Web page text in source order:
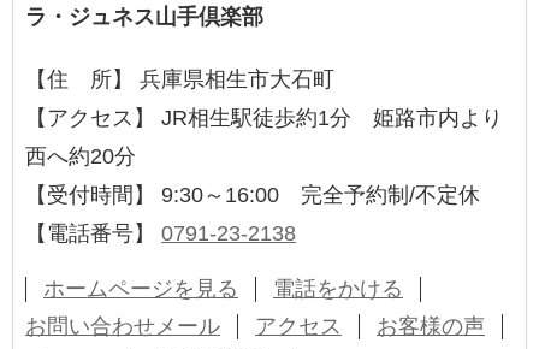
ラ・ジュネス山手倶楽部
【住 所】 兵庫県相生市大石町
【アクセス】 JR相生駅徒歩約1分 姫路市内より
西へ約20分
【受付時間】 9:30～16:00 完全予約制/不定休
【電話番号】 0791-23-2138
ホームページを見る
電話をかける
お問い合わせメール
アクセス
お客様の声